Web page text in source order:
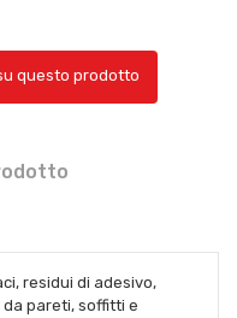
questo prodotto
residui di adesivo,
pareti, soffitti e